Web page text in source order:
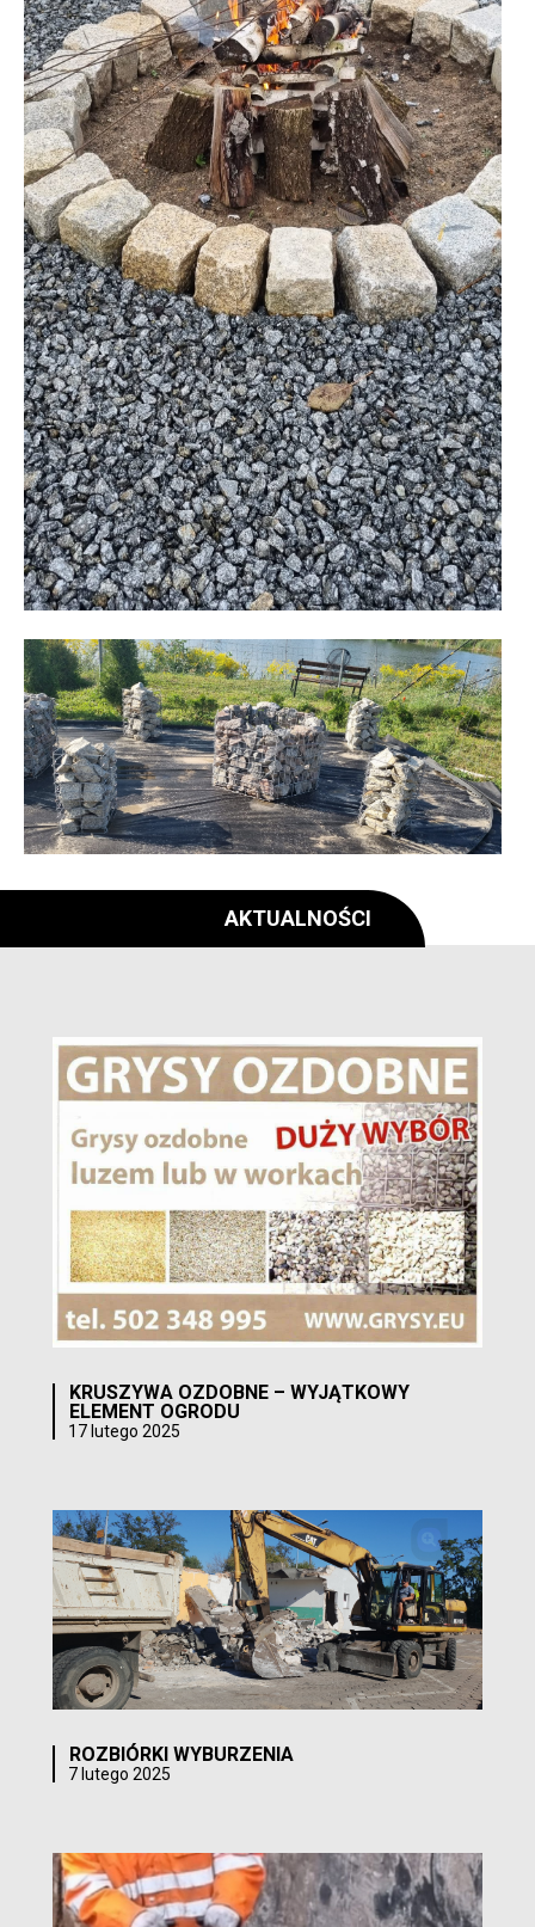
AKTUALNOŚCI
KRUSZYWA OZDOBNE – WYJĄTKOWY
ELEMENT OGRODU
17 lutego 2025
ROZBIÓRKI WYBURZENIA
7 lutego 2025